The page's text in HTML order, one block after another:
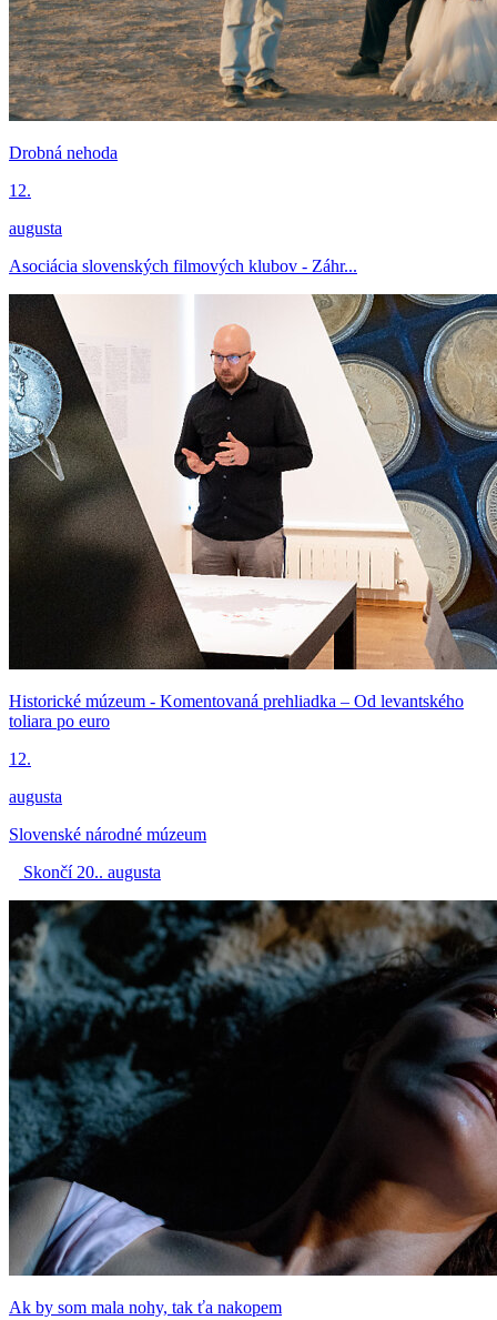
Drobná nehoda
12.
augusta
Asociácia slovenských filmových klubov - Záhr...
Historické múzeum - Komentovaná prehliadka – Od levantského
toliara po euro
12.
augusta
Slovenské národné múzeum
Skončí 20.. augusta
Ak by som mala nohy, tak ťa nakopem